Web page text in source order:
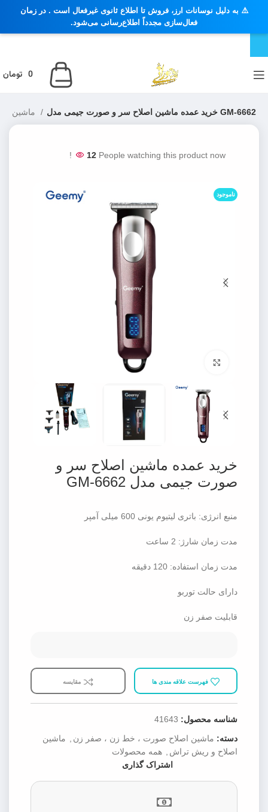
0 تومان
خرید عمده ماشین اصلاح سر و صورت جیمی مدل GM-6662
12 People watching this product now!
ناموجود
برای بزرگنمایی کلیک کنید
خرید عمده ماشین اصلاح سر و
صورت جیمی مدل GM-6662
منبع انرژی: باتری لیتیوم یونی 600 میلی آمپر
مدت زمان شارژ: 2 ساعت
مدت زمان استفاده: 120 دقیقه
دارای حالت توربو
قابلیت صفر زن
فهرست علاقه مندی ها مقایسه
شناسه محصول: 41643
دسته: ماشین اصلاح صورت ، خط زن ، صفر زن , ماشین
اصلاح و ریش تراش , همه محصولات
اشتراک گذاری
⚠️ به دلیل نوسانات ارز، فروش تا اطلاع ثانوی غیرفعال است . در زمان
فعال‌سازی مجدداً اطلاع‌رسانی می‌شود.